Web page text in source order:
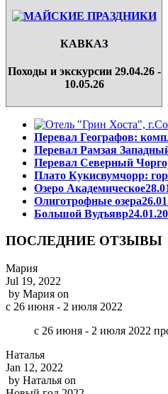
КАВКАЗ
Походы и экскурсии 29.04.26 -
10.05.26
Перевал Географов:
Перевал Рамзая
Перевал Северный
Плато Кукисвумчорр:
Озеро Академическое
Олиготрофные озера
Большой Вудъявр
ПОСЛЕДНИЕ ОТЗЫВЫ
Мария
Jul 19, 2022
by Мария on
с 26 июня - 2 июля 2022
с 26 июня - 2 июля 2022
Наталья
Jan 12, 2022
by Наталья on